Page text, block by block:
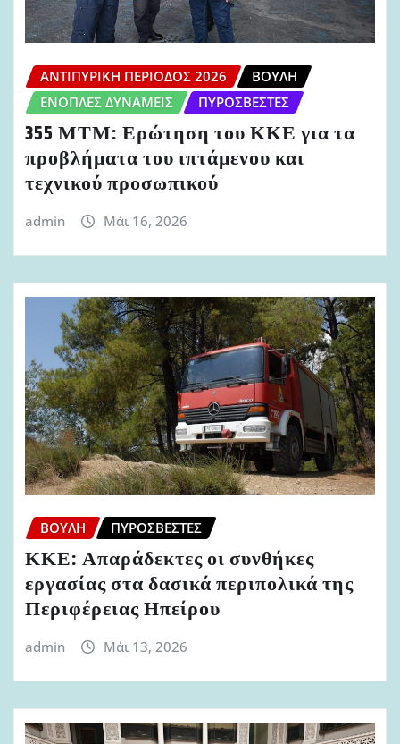
ΑΝΤΙΠΥΡΙΚΉ ΠΕΡΊΟΔΟΣ 2026
ΒΟΥΛΉ
ΈΝΟΠΛΕΣ ΔΥΝΆΜΕΙΣ
ΠΥΡΟΣΒΈΣΤΕΣ
355 ΜΤΜ: Ερώτηση του ΚΚΕ για τα
προβλήματα του ιπτάμενου και
τεχνικού προσωπικού
admin Μάι 16, 2026
ΒΟΥΛΉ ΠΥΡΟΣΒΈΣΤΕΣ
ΚΚΕ: Απαράδεκτες οι συνθήκες
εργασίας στα δασικά περιπολικά της
Περιφέρειας Ηπείρου
admin Μάι 13, 2026